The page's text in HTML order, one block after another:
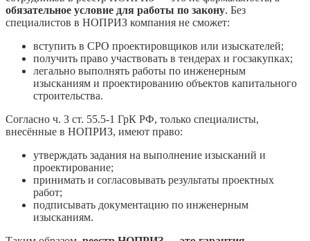
обязательное условие для работы по закону. Без
специалистов в НОПРИЗ компания не сможет:
вступить в СРО проектировщиков или изыскателей;
получить право участвовать в тендерах и госзакупках;
легально выполнять работы по инженерным
изысканиям и проектированию объектов капитального
строительства.
Согласно ч. 3 ст. 55.5-1 ГрК РФ, только специалисты,
внесённые в НОПРИЗ, имеют право:
утверждать задания на выполнение изысканий и
проектирование;
принимать и согласовывать результаты проектных
работ;
подписывать документацию по инженерным
изысканиям.